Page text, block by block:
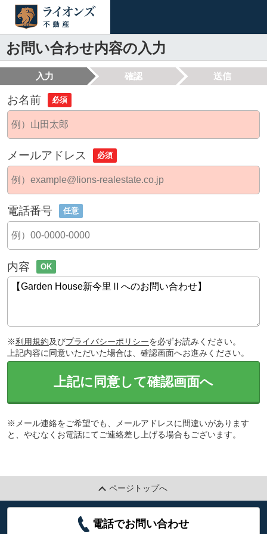
お問い合わせ内容の入力
入力 確認 送信
お名前 必須
メールアドレス 必須
電話番号 任意
内容 OK
※利用規約及びプライバシーポリシーを必ずお読みください。
上記内容に同意いただいた場合は、確認画面へお進みください。
上記に同意して確認画面へ
※メール連絡をご希望でも、メールアドレスに間違いがあります
と、やむなくお電話にてご連絡差し上げる場合もございます。
ページトップへ
電話でお問い合わせ